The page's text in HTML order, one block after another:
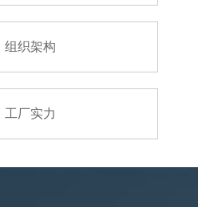
组织架构
工厂实力